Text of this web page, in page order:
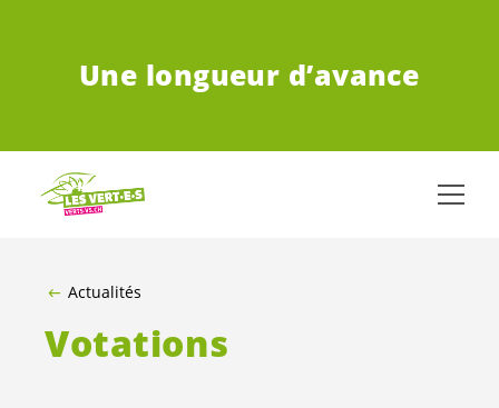
Une longueur d’avance
Actualités
Votations